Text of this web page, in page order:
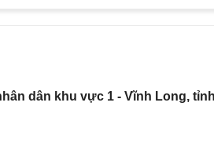
dân khu vực 1 - Vĩnh Long,